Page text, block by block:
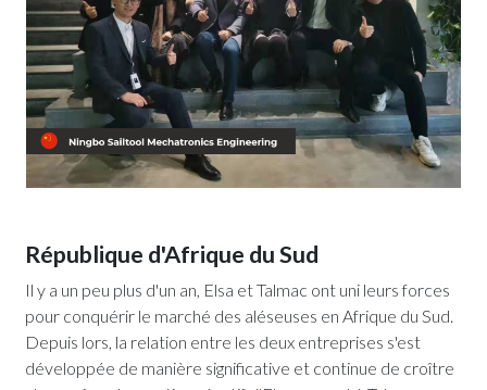
République d'Afrique du Sud
Il y a un peu plus d'un an, Elsa et Talmac ont uni leurs forces
pour conquérir le marché des aléseuses en Afrique du Sud.
Depuis lors, la relation entre les deux entreprises s'est
développée de manière significative et continue de croître